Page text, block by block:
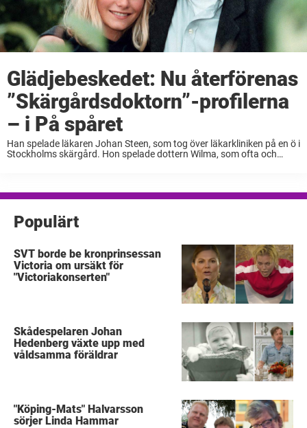
Glädjebeskedet: Nu återförenas
”Skärgårdsdoktorn”-profilerna
– i På spåret
Han spelade läkaren Johan Steen, som tog över läkarkliniken på en ö i
Stockholms skärgård. Hon spelade dottern Wilma, som ofta och
Populärt
SVT borde be kronprinsessan
Victoria om ursäkt för
"Victoriakonserten"
Skådespelaren Johan
Hedenberg växte upp med
våldsamma föräldrar
"Köping-Mats" Halvarsson
sörjer Linda Hammar